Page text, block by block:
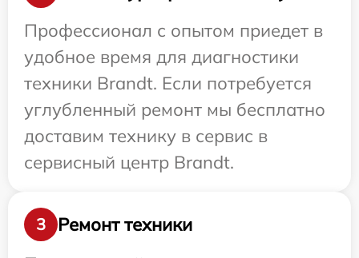
Профессионал с опытом приедет в
удобное время для диагностики
техники Brandt. Если потребуется
углубленный ремонт мы бесплатно
доставим технику в сервис в
сервисный центр Brandt.
3
Ремонт техники